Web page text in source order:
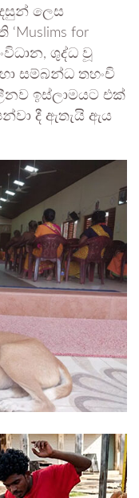
ලෙස
for
ශුද්ධ වූ
සම්බන්ධ තහංචි
ඉස්ලාමයට එක්
දී ඇතැයි ඇය